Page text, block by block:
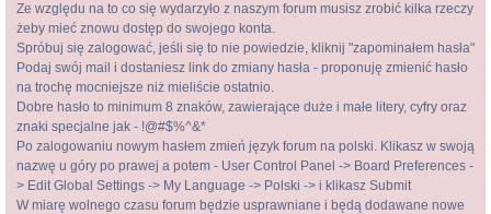
Ze względu na to co się wydarzyło z naszym forum musisz zrobić kilka rzeczy
żeby mieć znowu dostęp do swojego konta.
Spróbuj się zalogować, jeśli się to nie powiedzie, kliknij "zapominałem hasła"
Podaj swój mail i dostaniesz link do zmiany hasła - proponuję zmienić hasło
na trochę mocniejsze niż mieliście ostatnio.
Dobre hasło to minimum 8 znaków, zawierające duże i małe litery, cyfry oraz
znaki specjalne jak - !@#$%^&*
Po zalogowaniu nowym hasłem zmień język forum na polski. Klikasz w swoją
nazwę u góry po prawej a potem - User Control Panel -> Board Preferences -
> Edit Global Settings -> My Language -> Polski -> i klikasz Submit
W miarę wolnego czasu forum będzie usprawniane i będą dodawane nowe